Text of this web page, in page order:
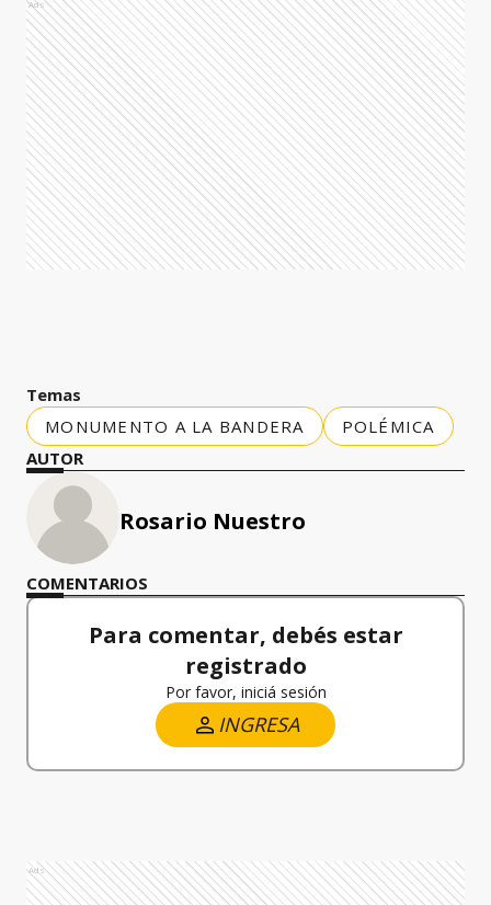
Ads
Temas
MONUMENTO A LA BANDERA
POLÉMICA
AUTOR
Rosario Nuestro
COMENTARIOS
Para comentar, debés estar
registrado
Por favor, iniciá sesión
INGRESA
Ads